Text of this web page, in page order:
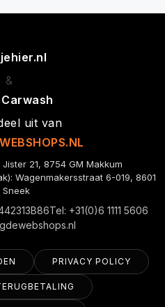
&
uit van
21, 8754 GM Makkum
Wagenmakersstraat 6-019, 8601
Sneek
Tel: +31(0)6 1111 5606
PRIVACY POLICY